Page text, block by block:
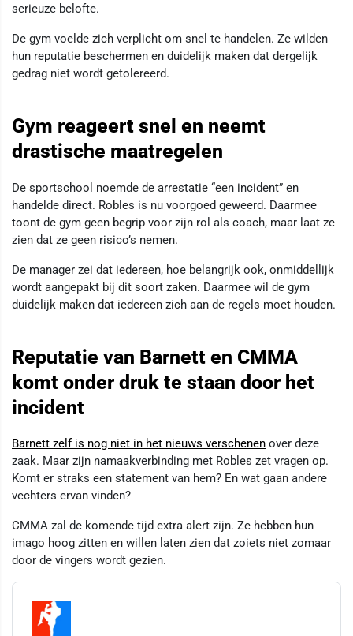
serieuze belofte.
De gym voelde zich verplicht om snel te handelen. Ze wilden
hun reputatie beschermen en duidelijk maken dat dergelijk
gedrag niet wordt getolereerd.
Gym reageert snel en neemt
drastische maatregelen
De sportschool noemde de arrestatie “een incident” en
handelde direct. Robles is nu voorgoed geweerd. Daarmee
toont de gym geen begrip voor zijn rol als coach, maar laat ze
zien dat ze geen risico’s nemen.
De manager zei dat iedereen, hoe belangrijk ook, onmiddellijk
wordt aangepakt bij dit soort zaken. Daarmee wil de gym
duidelijk maken dat iedereen zich aan de regels moet houden.
Reputatie van Barnett en CMMA
komt onder druk te staan door het
incident
Barnett zelf is nog niet in het nieuws verschenen over deze
zaak. Maar zijn namaakverbinding met Robles zet vragen op.
Komt er straks een statement van hem? En wat gaan andere
vechters ervan vinden?
CMMA zal de komende tijd extra alert zijn. Ze hebben hun
imago hoog zitten en willen laten zien dat zoiets niet zomaar
door de vingers wordt gezien.